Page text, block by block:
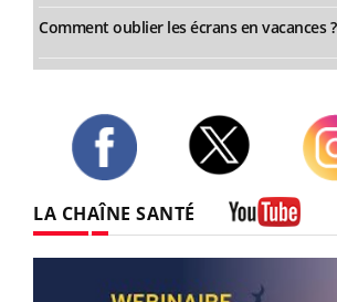
Comment oublier les écrans en vacances ?